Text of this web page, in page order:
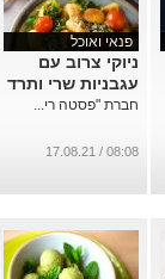
פנאי ואוכל
ניוקי צרוב עם
עגבניות שרי ותרד
חברת "פסטה רי...
08:08 / 17.08.21